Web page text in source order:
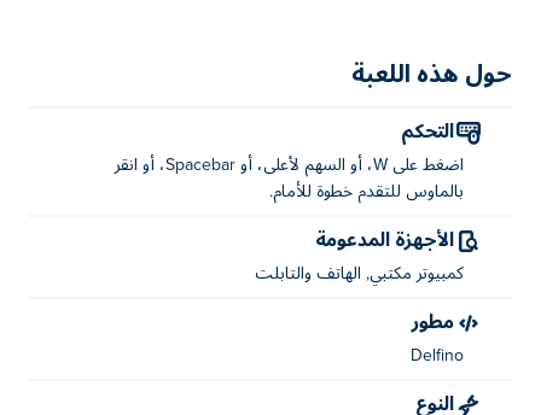
بالماوس للتقدم خطوة للأمام. اختر اللحظة المناسبة لقطع أو
من هو مبتكر Step And Slash؟
على Poki (بوكي):
Moving Blocks
يمكنك لعب Step And Slash مجانًا على Poki.
حول هذه اللعبة
التحكم
اضغط على W، أو السهم لأعلى، أو Spacebar، أو انقر
بالماوس للتقدم خطوة للأمام.
الأجهزة المدعومة
كمبيوتر مكتبي, الهاتف والتابلت
مطور
Delfino
النوع